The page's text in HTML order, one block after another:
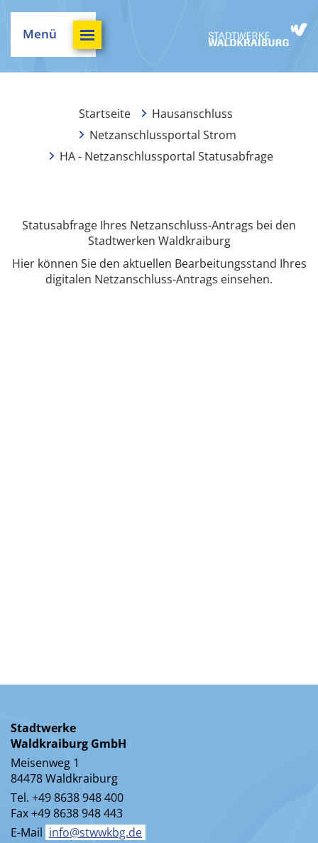
Menü
Startseite
Hausanschluss
Netzanschlussportal Strom
HA - Netzanschlussportal Statusabfrage
Statusabfrage Ihres Netzanschluss-Antrags bei den
Stadtwerken Waldkraiburg
Hier können Sie den aktuellen Bearbeitungsstand Ihres
digitalen Netzanschluss-Antrags einsehen.
Stadtwerke
Waldkraiburg GmbH
Meisenweg 1
84478 Waldkraiburg
Tel. +49 8638 948 400
Fax +49 8638 948 443
E-Mail info@stwwkbg.de